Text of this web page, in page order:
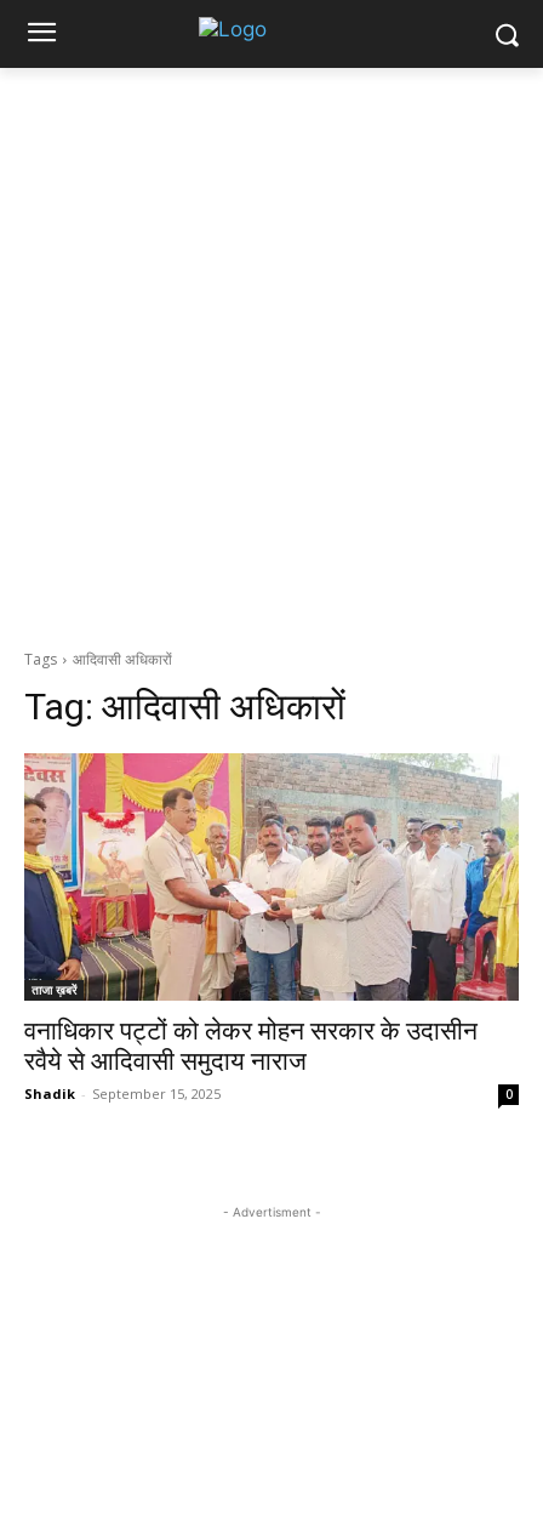
Tags आदिवासी अधिकारों
Tag: आदिवासी अधिकारों
ताजा ख़बरें
वनाधिकार पट्टों को लेकर मोहन सरकार के उदासीन
रवैये से आदिवासी समुदाय नाराज
Shadik - September 15, 2025 0
- Advertisment -